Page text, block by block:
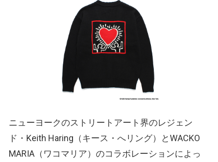
ニューヨークのストリートアート界のレジェン
ド・Keith Haring（キース・へリング）とWACKO
MARIA（ワコマリア）のコラボレーションによっ